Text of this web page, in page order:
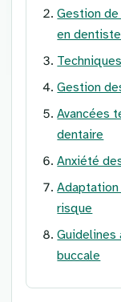
Gestion
en
Gestion
Avancées
dentaire
Anxiété
risque
Guidelines
buccale